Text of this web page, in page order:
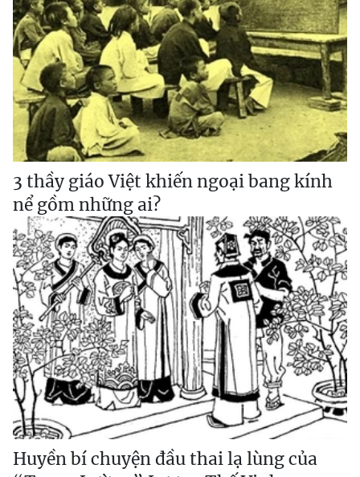
3 thầy giáo Việt khiến ngoại bang kính
nể gồm những ai?
Huyền bí chuyện đầu thai lạ lùng của